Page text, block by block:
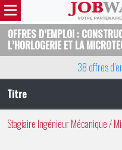
OFFRES D’EMPLOI :
L’HORLOGERIE ET LA
38 offres
Titre